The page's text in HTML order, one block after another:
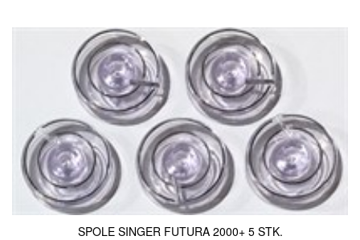
SPOLE SINGER FUTURA 2000+ 5 STK.